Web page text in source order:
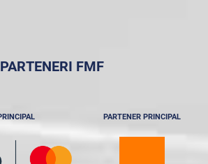
PARTENERI FMF
PARTENER PRINCIPAL